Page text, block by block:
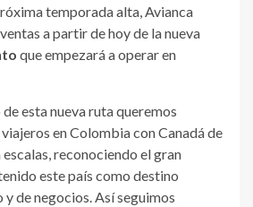
temporada alta, Avianca
a partir de hoy de la nueva
que empezará a operar en
esta nueva ruta queremos
en Colombia con Canadá de
reconociendo el gran
este país como destino
de negocios. Así seguimos